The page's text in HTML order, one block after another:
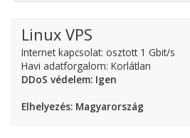
Linux VPS
Internet kapcsolat: osztott 1 Gbit/s
Havi adatforgalom: Korlátlan
DDoS védelem: Igen
Elhelyezés: Magyarország